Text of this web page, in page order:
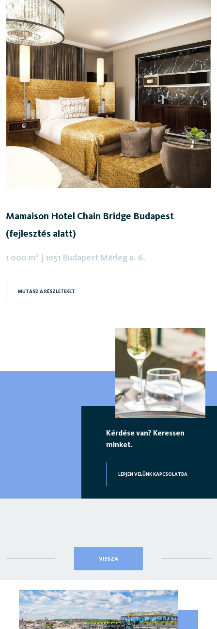
Mamaison Hotel Chain Bridge Budapest
(fejlesztés alatt)
1 000 m2 | 1051 Budapest Mérleg u. 6.
MUTASD A RÉSZLETEKET
Kérdése van? Keressen
minket.
LÉPJEN VELÜNK KAPCSOLATBA
VISSZA